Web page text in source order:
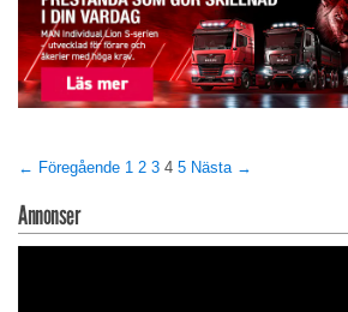
← Föregående 1 2 3 4 5 Nästa →
Annonser